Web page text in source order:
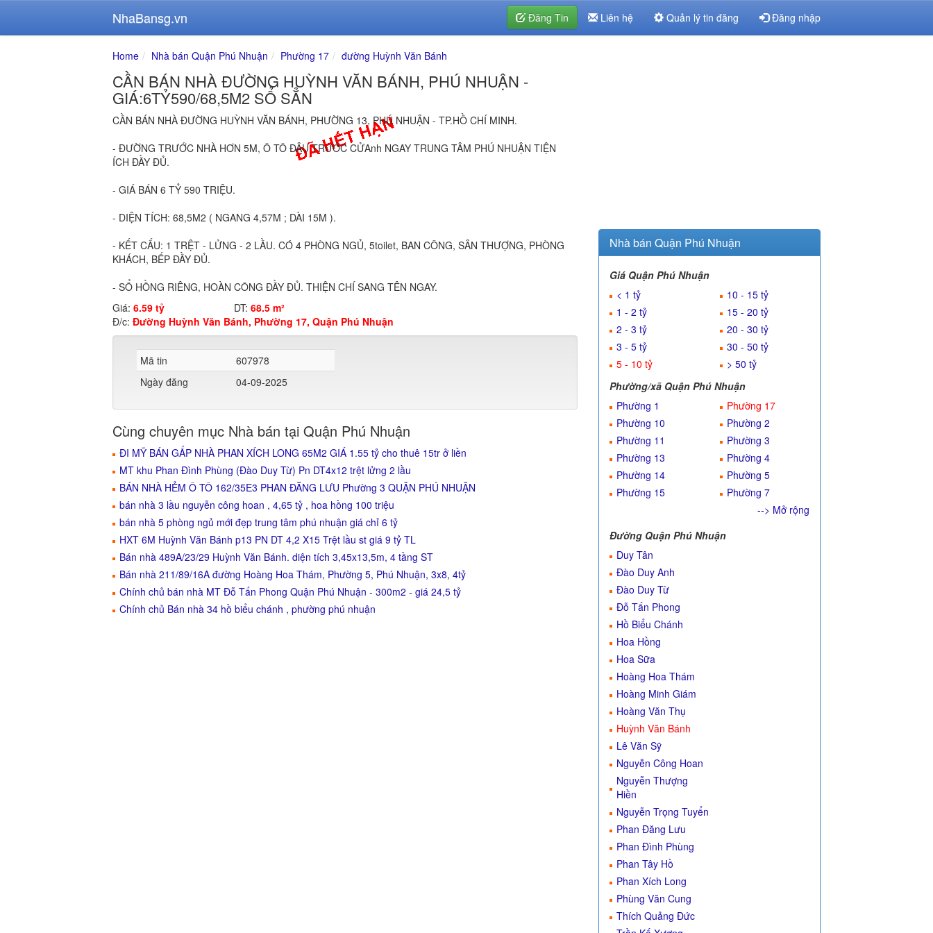
NhaBansg.vn Đăng Tin Liên hệ Quản lý tin đăng Đăng nhập
Home Nhà bán Quận Phú Nhuận Phường 17 đường Huỳnh Văn Bánh
CẦN BÁN NHÀ ĐƯỜNG HUỲNH VĂN BÁNH, PHÚ NHUẬN -
GIÁ:6TỶ590/68,5M2 SỔ SẲN
CẦN BÁN NHÀ ĐƯỜNG HUỲNH VĂN BÁNH, PHƯỜNG 13, PHÚ NHUẬN - TP.HỒ CHÍ MINH.
- ĐƯỜNG TRƯỚC NHÀ HƠN 5M, Ô TÔ ĐẬU TRƯỚC CỬAnh NGAY TRUNG TÂM PHÚ NHUẬN TIỆN
ÍCH ĐẦY ĐỦ.
- GIÁ BÁN 6 TỶ 590 TRIỆU.
- DIỆN TÍCH: 68,5M2 ( NGANG 4,57M ; DÀI 15M ).
- KẾT CẤU: 1 TRỆT - LỬNG - 2 LẦU. CÓ 4 PHÒNG NGỦ, 5toilet, BAN CÔNG, SÂN THƯỢNG, PHÒNG
KHÁCH, BẾP ĐẦY ĐỦ.
- SỔ HỒNG RIÊNG, HOÀN CÔNG ĐẦY ĐỦ. THIỆN CHÍ SANG TÊN NGAY.
Giá: 6.59 tỷ DT: 68.5 m²
Đ/c: Đường Huỳnh Văn Bánh, Phường 17, Quận Phú Nhuận
Mã tin
607978
Ngày đăng
04-09-2025
Cùng chuyên mục Nhà bán tại Quận Phú Nhuận
ĐI MỸ BÁN GẤP NHÀ PHAN XÍCH LONG 65M2 GIÁ 1.55 tỷ cho thuê 15tr ở liền
MT khu Phan Đình Phùng (Đào Duy Từ) Pn DT4x12 trệt lửng 2 lầu
BÁN NHÀ HẺM Ô TÔ 162/35E3 PHAN ĐĂNG LƯU Phường 3 QUẬN PHÚ NHUẬN
bán nhà 3 lầu nguyễn công hoan , 4,65 tỷ , hoa hồng 100 triệu
bán nhà 5 phòng ngủ mới đẹp trung tâm phú nhuận giá chỉ 6 tỷ
HXT 6M Huỳnh Văn Bánh p13 PN DT 4,2 X15 Trệt lầu st giá 9 tỷ TL
Bán nhà 489A/23/29 Huỳnh Văn Bánh. diện tích 3,45x13,5m, 4 tầng ST
Bán nhà 211/89/16A đường Hoàng Hoa Thám, Phường 5, Phú Nhuận, 3x8, 4tỷ
Chính chủ bán nhà MT Đỗ Tấn Phong Quận Phú Nhuận - 300m2 - giá 24,5 tỷ
Chính chủ Bán nhà 34 hồ biểu chánh , phường phú nhuận
Nhà bán Quận Phú Nhuận
Giá Quận Phú Nhuận
< 1 tỷ
1 - 2 tỷ
2 - 3 tỷ
3 - 5 tỷ
5 - 10 tỷ
10 - 15 tỷ
15 - 20 tỷ
20 - 30 tỷ
30 - 50 tỷ
> 50 tỷ
Phường/xã Quận Phú Nhuận
Phường 1
Phường 10
Phường 11
Phường 13
Phường 14
Phường 15
Phường 17
Phường 2
Phường 3
Phường 4
Phường 5
Phường 7
--> Mở rộng
Đường Quận Phú Nhuận
Duy Tân
Đào Duy Anh
Đào Duy Từ
Đỗ Tấn Phong
Hồ Biểu Chánh
Hoa Hồng
Hoa Sữa
Hoàng Hoa Thám
Hoàng Minh Giám
Hoàng Văn Thụ
Huỳnh Văn Bánh
Lê Văn Sỹ
Nguyễn Công Hoan
Nguyễn Thượng
Hiền
Nguyễn Trọng Tuyển
Phan Đăng Lưu
Phan Đình Phùng
Phan Tây Hồ
Phan Xích Long
Phùng Văn Cung
Thích Quảng Đức